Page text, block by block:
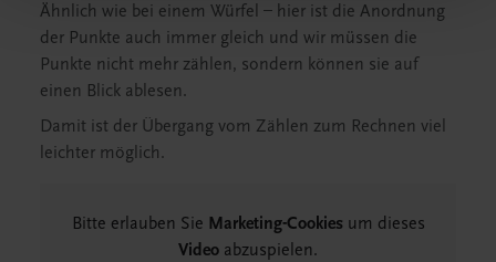
Ähnlich wie bei einem Würfel – hier ist die Anordnung
der Punkte auch immer gleich und wir müssen die
Punkte nicht mehr zählen, sondern können sie auf
einen Blick ablesen.
Damit ist der Übergang vom Zählen zum Rechnen viel
leichter möglich.
Bitte erlauben Sie Marketing-Cookies um dieses
Video abzuspielen.